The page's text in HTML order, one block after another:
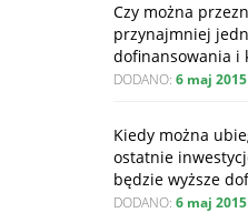
Czy można
przynajmniej
dofinansowania i
DODANO: 6 maj 2015
Kiedy można
ostatnie
będzie wyższe
DODANO: 6 maj 2015